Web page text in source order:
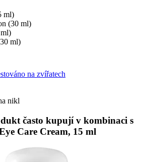
ml)
(30 ml)
ml)
na zvířatech
nikl
často kupují v kombinaci s
Care Cream, 15 ml